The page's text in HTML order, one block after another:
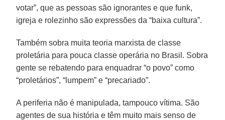
votar”, que as pessoas são ignorantes e que funk,
igreja e rolezinho são expressões da “baixa cultura”.
Também sobra muita teoria marxista de classe
proletária para pouca classe operária no Brasil. Sobra
gente se rebatendo para enquadrar “o povo” como
“proletários”, “lumpem” e “precariado”.
A periferia não é manipulada, tampouco vítima. São
agentes de sua história e têm muito mais senso de